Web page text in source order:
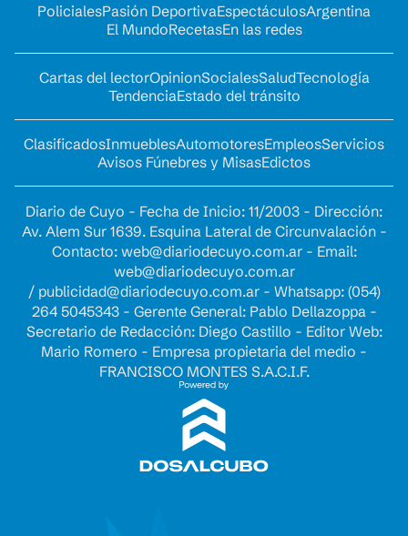
PolicialesPasión DeportivaEspectáculosArgentina
El MundoRecetasEn las redes
Cartas del lectorOpinionSocialesSaludTecnología
TendenciaEstado del tránsito
ClasificadosInmueblesAutomotoresEmpleosServicios
Avisos Fúnebres y MisasEdictos
Diario de Cuyo - Fecha de Inicio: 11/2003 - Dirección:
Av. Alem Sur 1639. Esquina Lateral de Circunvalación -
Contacto: web@diariodecuyo.com.ar- Email:
web@diariodecuyo.com.ar
/ publicidad@diariodecuyo.com.ar- Whatsapp: (054)
264 5045343 - Gerente General: Pablo Dellazoppa -
Secretario de Redacción: Diego Castillo - Editor Web:
Mario Romero - Empresa propietaria del medio -
FRANCISCO MONTES S.A.C.I.F.